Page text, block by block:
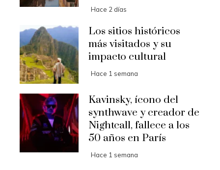
Hace 2 días
Los sitios históricos
más visitados y su
impacto cultural
Hace 1 semana
Kavinsky, ícono del
synthwave y creador de
Nightcall, fallece a los
50 años en París
Hace 1 semana